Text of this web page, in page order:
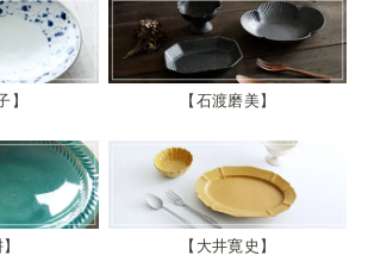
石渡磨美
大井寛史